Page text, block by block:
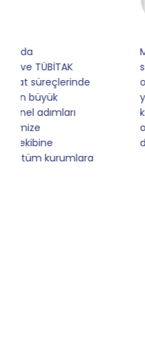
Mevzuata uyum,
sağladıkları kusursuz
operasyonlarımızı
yürütüyoruz. İş
kılan ise; ihtiyaç
olmaları ve
dönüşler.